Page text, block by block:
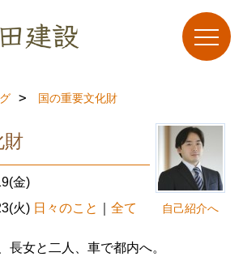
国の重要文化財
自己紹介へ
財
金)
火) 日々のこと 全て
長女と二人、車で都内へ。